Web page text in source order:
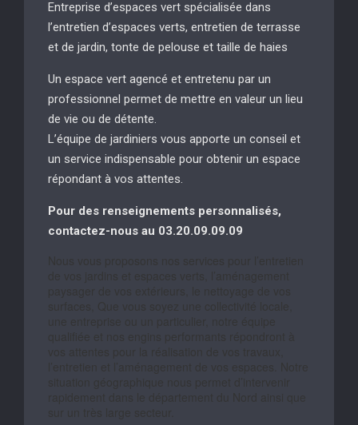
Entreprise d’espaces vert spécialisée dans
l’entretien d’espaces verts, entretien de terrasse
et de jardin, tonte de pelouse et taille de haies
Un espace vert agencé et entretenu par un
professionnel permet de mettre en valeur un lieu
de vie ou de détente.
L’équipe de jardiniers vous apporte un conseil et
un service indispensable pour obtenir un espace
répondant à vos attentes.
Pour des renseignements personnalisés,
contactez-nous au 03.20.09.09.09